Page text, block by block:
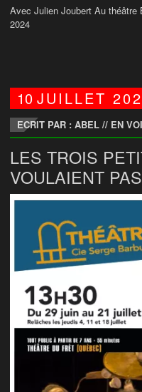
Avec Julien Joubert Au théâtre
2024
10JUILLET
ECRIT PAR : ABEL // EN
LES TROIS
VOULAIENT